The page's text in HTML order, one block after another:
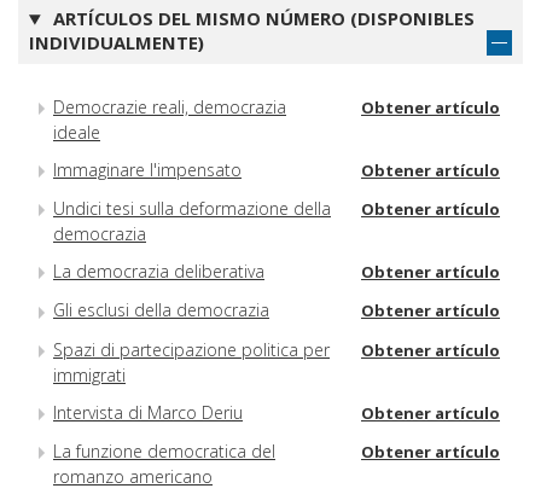
ARTÍCULOS DEL MISMO NÚMERO (DISPONIBLES
INDIVIDUALMENTE)
Democrazie reali, democrazia
ideale
Obtener artículo
Immaginare l'impensato Obtener artículo
Undici tesi sulla deformazione della
democrazia
Obtener artículo
La democrazia deliberativa Obtener artículo
Gli esclusi della democrazia Obtener artículo
Spazi di partecipazione politica per
immigrati
Obtener artículo
Intervista di Marco Deriu Obtener artículo
La funzione democratica del
romanzo americano
Obtener artículo